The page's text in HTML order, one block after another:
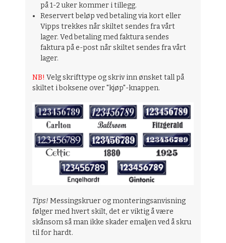
på 1-2 uker kommer i tillegg.
Reservert beløp ved betaling via kort eller
Vipps trekkes når skiltet sendes fra vårt
lager. Ved betaling med faktura sendes
faktura på e-post når skiltet sendes fra vårt
lager.
NB! Velg skrifttype og skriv inn ønsket tall på
skiltet i boksene over "kjøp"-knappen.
Tips! Messingskruer og monteringsanvisning
følger med hvert skilt, det er viktig å være
skånsom så man ikke skader emaljen ved å skru
til for hardt.